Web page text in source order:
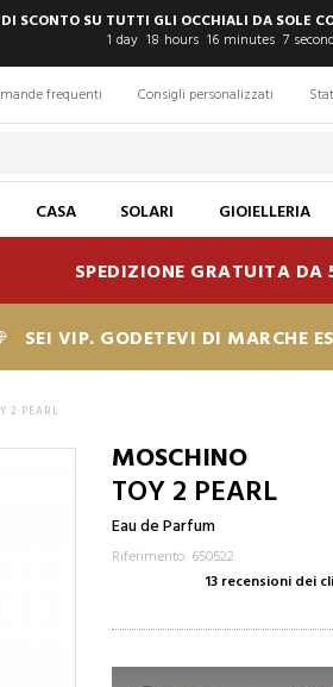
SCONTO SU TUTTI GLI OCCHIALI DA SOLE
1 day 18 hours 16 minutes 6
frequenti Consigli personalizzati
CASA SOLARI GIOIELLERIA
SPEDIZIONE GRATUITA DA
SEI VIP. GODETEVI DI MARCHE
2 PEARL
MOSCHINO
TOY 2 PEARL
Eau de Parfum
Riferimento: 650522
13 recensioni dei